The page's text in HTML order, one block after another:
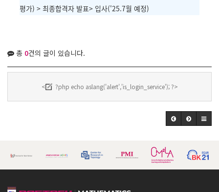
평가) > 최종합격자 발표> 입사('25.7월 예정)
총 0건의 글이 있습니다.
< ?php echo aslang('alert','is_login_service'); ?>